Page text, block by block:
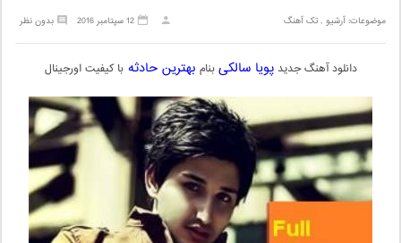
موضوعات:آرشیو ,تک آهنگ بدون نظر 12 سپتامبر 2016
دانلود آهنگ جدیدپویا سالکیبنام بهترین حادثهبا کیفیت اورجینال